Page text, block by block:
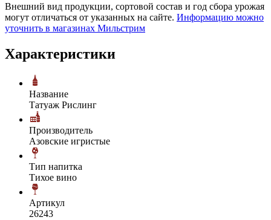
Внешний вид продукции, сортовой состав и год сбора урожая
могут отличаться от указанных на сайте. Информацию можно
уточнить в магазинах Мильстрим
Характеристики
Название
Татуаж Рислинг
Производитель
Азовские игристые
Тип напитка
Тихое вино
Артикул
26243